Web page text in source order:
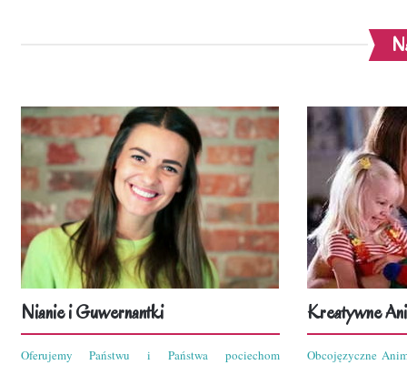
Nianie i Guwernantki
Oferujemy Państwu i Państwa pociechom
Kreatywne
Obcojęzyczne